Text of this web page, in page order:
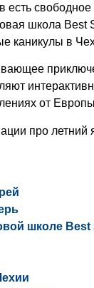
школа Best
каникулы в
от
про летний
школе Best